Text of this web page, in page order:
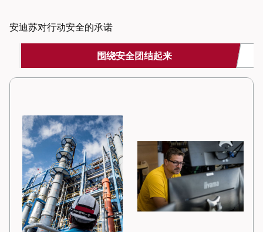
安迪苏对行动安全的承诺
围绕安全团结起来